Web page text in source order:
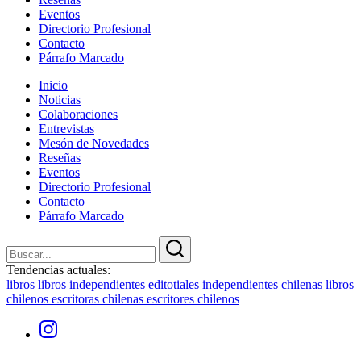
Eventos
Directorio Profesional
Contacto
Párrafo Marcado
Inicio
Noticias
Colaboraciones
Entrevistas
Mesón de Novedades
Reseñas
Eventos
Directorio Profesional
Contacto
Párrafo Marcado
Buscar
Buscar
Tendencias actuales:
libros libros independientes editotiales independientes chilenas libros
chilenos escritoras chilenas escritores chilenos
Instagram